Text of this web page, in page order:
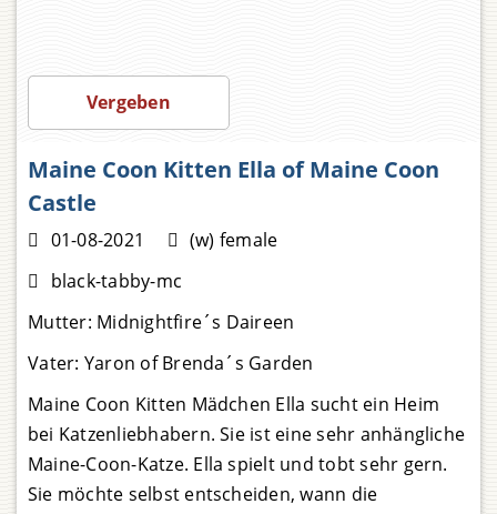
1.500,00
Vergeben
Maine Coon Kitten Ella of Maine Coon
Castle
01-08-2021
(w) female
black-tabby-mc
Mutter: Midnightfire´s Daireen
Vater: Yaron of Brenda´s Garden
Maine Coon Kitten Mädchen Ella sucht ein Heim
bei Katzenliebhabern. Sie ist eine sehr anhängliche
Maine-Coon-Katze. Ella spielt und tobt sehr gern.
Sie möchte selbst entscheiden, wann die